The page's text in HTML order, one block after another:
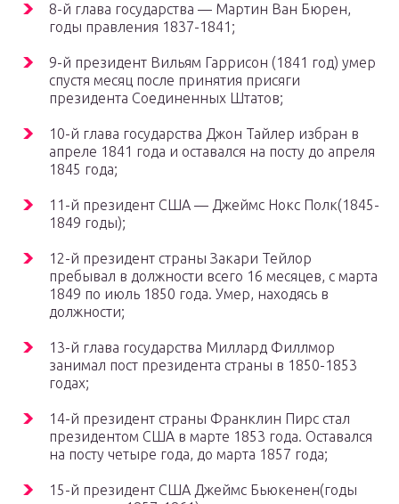
8-й глава государства — Мартин Ван Бюрен,
годы правления 1837-1841;
9-й президент Вильям Гаррисон (1841 год) умер
спустя месяц после принятия присяги
президента Соединенных Штатов;
10-й глава государства Джон Тайлер избран в
апреле 1841 года и оставался на посту до апреля
1845 года;
11-й президент США — Джеймс Нокс Полк(1845-
1849 годы);
12-й президент страны Закари Тейлор
пребывал в должности всего 16 месяцев, с марта
1849 по июль 1850 года. Умер, находясь в
должности;
13-й глава государства Миллард Филлмор
занимал пост президента страны в 1850-1853
годах;
14-й президент страны Франклин Пирс стал
президентом США в марте 1853 года. Оставался
на посту четыре года, до марта 1857 года;
15-й президент США Джеймс Бьюкенен(годы